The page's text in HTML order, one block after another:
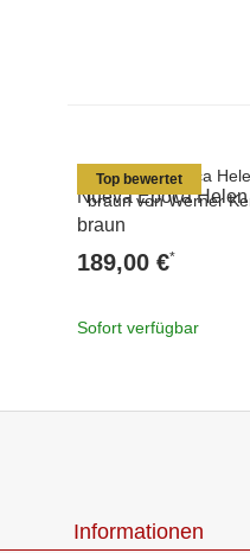
Top bewertet
Nueva Epoca
braun
189,00 €*
Sofort verfügbar
Informationen